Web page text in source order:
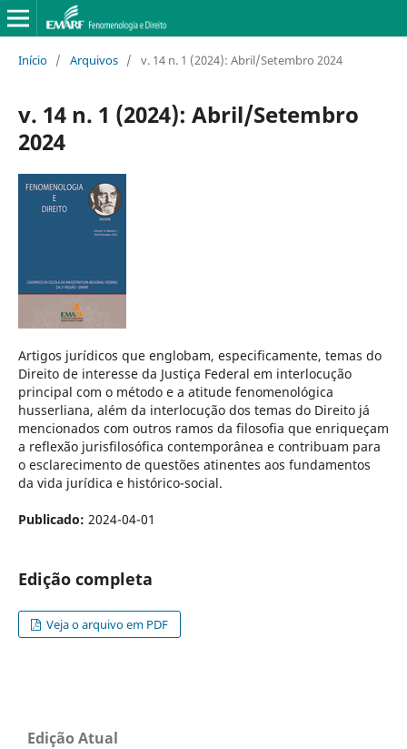
Início / Arquivos / v. 14 n. 1 (2024): Abril/Setembro 2024
v. 14 n. 1 (2024): Abril/Setembro
2024
Artigos jurídicos que englobam, especificamente, temas do
Direito de interesse da Justiça Federal em interlocução
principal com o método e a atitude fenomenológica
husserliana, além da interlocução dos temas do Direito já
mencionados com outros ramos da filosofia que enriqueçam
a reflexão jurisfilosófica contemporânea e contribuam para
o esclarecimento de questões atinentes aos fundamentos
da vida jurídica e histórico-social.
Publicado: 2024-04-01
Edição completa
Veja o arquivo em PDF
Edição Atual